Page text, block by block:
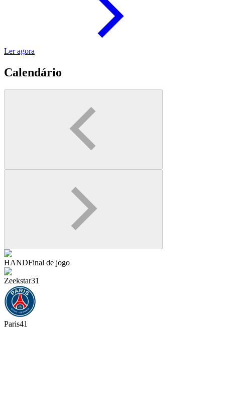
Ler agora
Calendário
HANDFinal de jogo
Zeekstar31
Paris41